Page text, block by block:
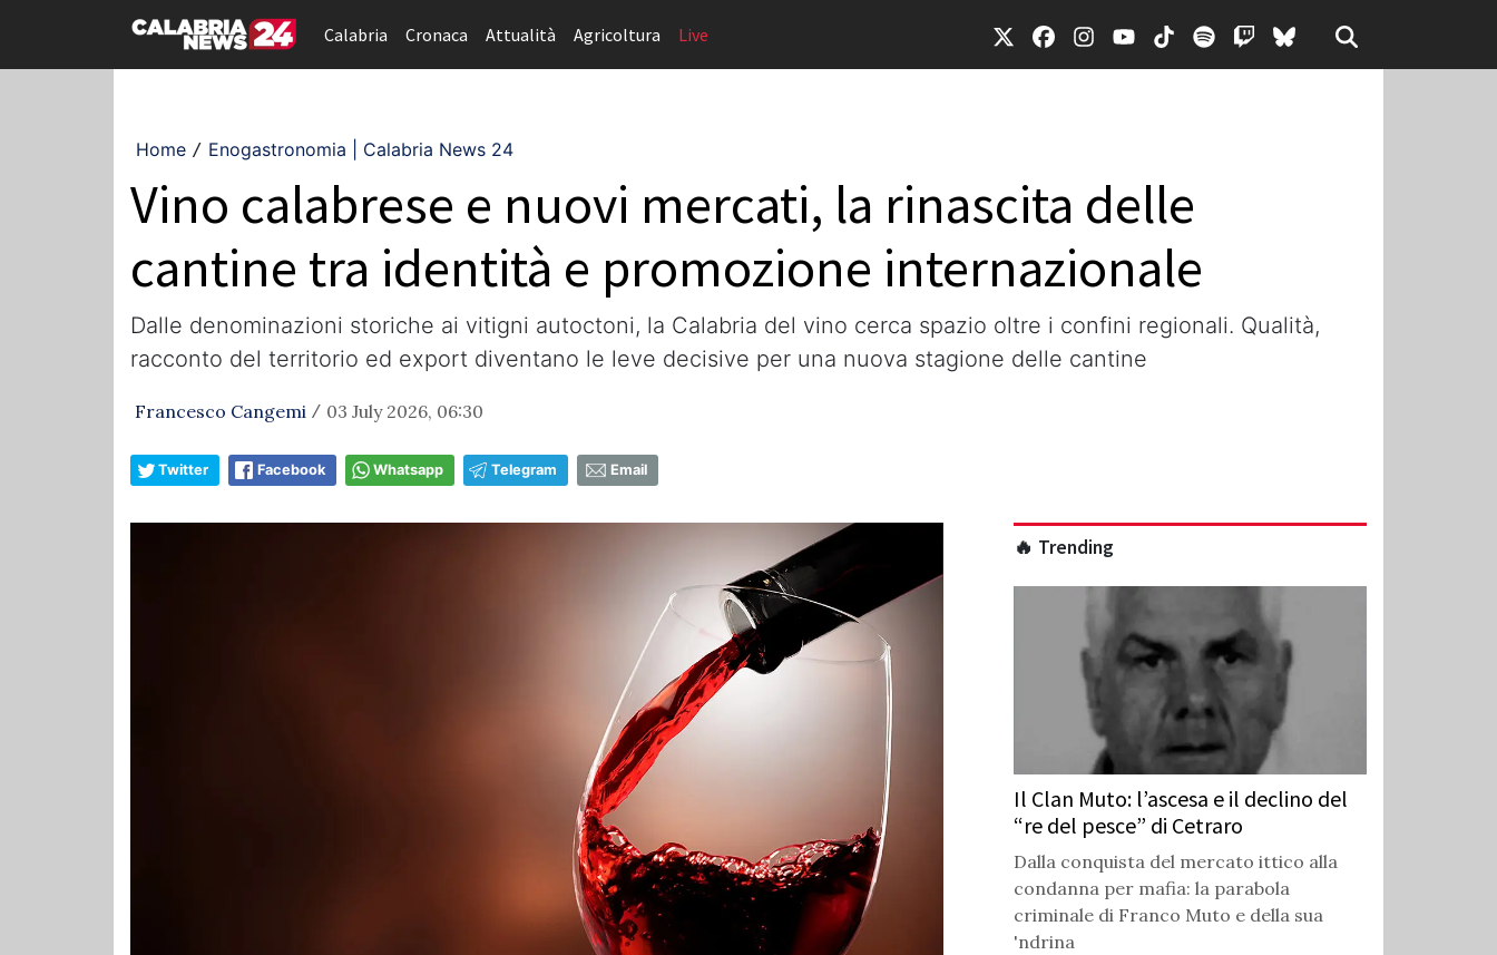
Calabria Cronaca Attualità Agricoltura Live
Home / Enogastronomia | Calabria News 24
Vino calabrese e nuovi mercati, la rinascita delle
cantine tra identità e promozione internazionale
Dalle denominazioni storiche ai vitigni autoctoni, la Calabria del vino cerca spazio oltre i confini regionali. Qualità,
racconto del territorio ed export diventano le leve decisive per una nuova stagione delle cantine
Francesco Cangemi / 03 July 2026, 06:30
Twitter Facebook Whatsapp Telegram Email
🔥 Trending
Il Clan Muto: l’ascesa e il declino del
“re del pesce” di Cetraro
Dalla conquista del mercato ittico alla
condanna per mafia: la parabola
criminale di Franco Muto e della sua
'ndrina